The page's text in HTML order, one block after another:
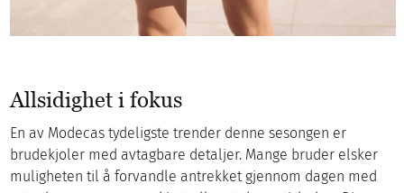
Allsidighet i fokus
En av Modecas tydeligste trender denne sesongen er
brudekjoler med avtagbare detaljer. Mange bruder elsker
muligheten til å forvandle antrekket gjennom dagen med